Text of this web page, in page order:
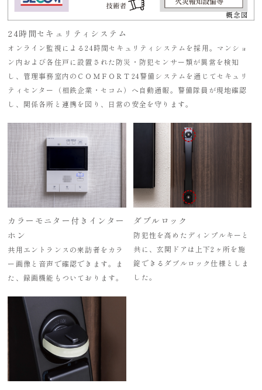
概念図
24時間セキュリティシステム
オンライン監視による24時間セキュリティシステムを採用。マンショ
ン内および各住戸に設置された防災・防犯センサー類が異常を検知
し、管理事務室内のＣＯＭＦＯＲＴ24警備システムを通じてセキュリ
ティセンター（相鉄企業・セコム）へ自動通報。警備隊員が現地確認
し、関係各所と連携を図り、日常の安全を守ります。
カラーモニター付きインター
ホン
共用エントランスの来訪者をカラ
ー画像と音声で確認できます。ま
た、録画機能もついております。
ダブルロック
防犯性を高めたディンプルキーと
共に、玄関ドアは上下2ヶ所を施
錠できるダブルロック仕様としま
した。